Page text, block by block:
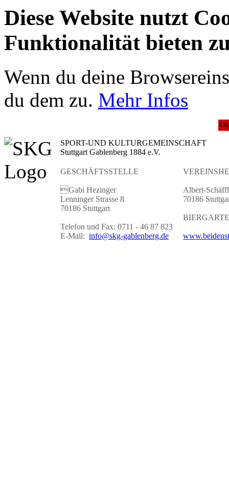
Diese Website nutzt
Funktionalität bieten
Wenn du deine
du dem zu. Mehr Infos
SPORT-UND KULTURGEMEINSCHAFT
Stuttgart Gablenberg 1884 e.V.
GESCHÄFTSSTELLE
Gabi Hezinger
Lenninger Strasse 8
70186 Stuttgart
Telefon und Fax: 0711 - 46 87 823
E-Mail: info@skg-gablenberg.de
Albert-
70186